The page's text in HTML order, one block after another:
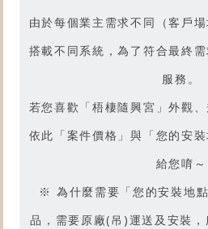
由於每個業主需求不同（客戶
搭載不同系統，為了符合最終
服務。
若您喜歡「梧棲隨興宮 」外觀
依此「案件價格」與「您的安
給您唷～
※ 為什麼需要「您的安裝地
品，需要原廠(吊)運送及安裝